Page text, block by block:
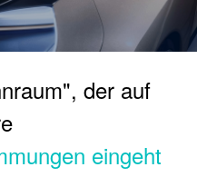
der auf
eingeht